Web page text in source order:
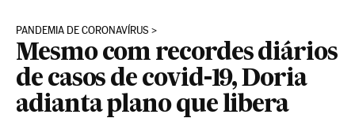
PANDEMIA DE CORONAVÍRUS
Mesmo com recordes diários
de casos de covid-19, Doria
adianta plano que libera